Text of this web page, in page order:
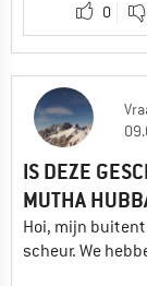
0
IS DEZE
MUTHA
Hoi, mijn
scheur. We